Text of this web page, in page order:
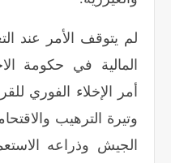
لم يتوقف الأمر عند
المالية في حكومة
أمر الإخلاء الفوري
وتيرة الترهيب
الجيش وذراعه